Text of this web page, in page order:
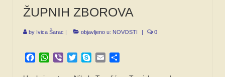
ŽUPNIH ZBOROVA
by Ivica Šarac objavljeno u: NOVOSTI 0
Facebook
WhatsApp
Viber TwitterSkypeEmail